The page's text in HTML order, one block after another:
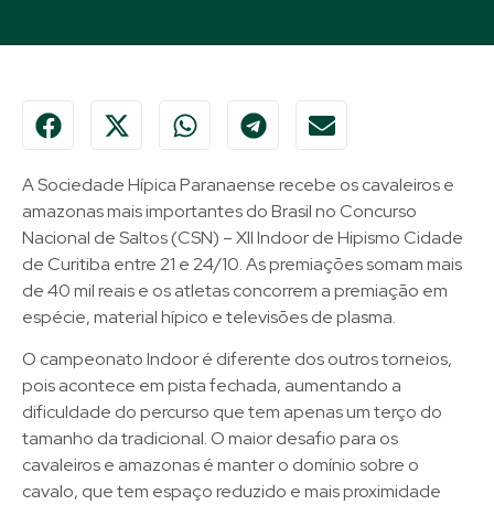
A Sociedade Hípica Paranaense recebe os cavaleiros e
amazonas mais importantes do Brasil no Concurso
Nacional de Saltos (CSN) – XII Indoor de Hipismo Cidade
de Curitiba entre 21 e 24/10. As premiações somam mais
de 40 mil reais e os atletas concorrem a premiação em
espécie, material hípico e televisões de plasma.
O campeonato Indoor é diferente dos outros torneios,
pois acontece em pista fechada, aumentando a
dificuldade do percurso que tem apenas um terço do
tamanho da tradicional. O maior desafio para os
cavaleiros e amazonas é manter o domínio sobre o
cavalo, que tem espaço reduzido e mais proximidade